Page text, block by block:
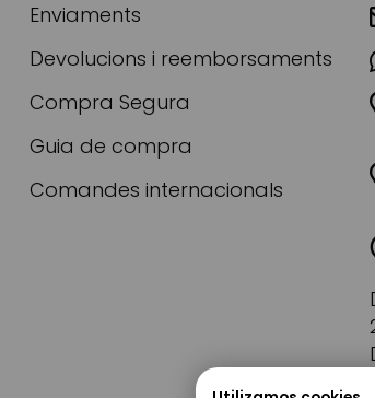
Enviaments
Devolucions i reemborsaments
Compra Segura
Guia de compra
Comandes internacionals